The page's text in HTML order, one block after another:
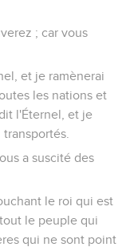
; car vous
et je ramènerai
les nations et
l'Éternel, et je
a suscité des
le roi qui est
le peuple qui
qui ne sont point